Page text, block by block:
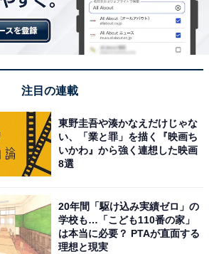
注目の連載
東野圭吾や湊かなえだけじゃな
い、「業と罪」を描く『映画ち
いかわ』から強く連想した映画
8選
20年間「駆け込み実績ゼロ」の
学校も…「こども110番の家」
は本当に必要？ PTAが直面する
理想と現実